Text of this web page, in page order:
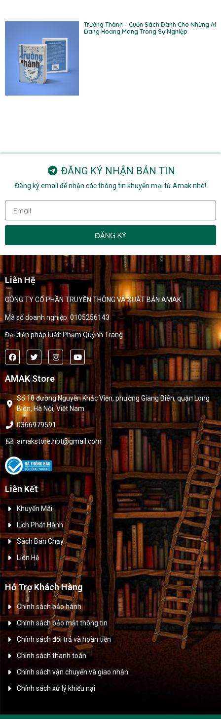
Trưởng Thành – Cuốn Sách Dành Cho Những Ai
Đang Hoang Mang Trong Sự Nghiệp
ĐĂNG KÝ NHẬN BẢN TIN
Đăng ký email để nhận các thông tin khuyến mại từ Amak nhé!
ĐĂNG KÝ
Liên Hệ
CÔNG TY CỔ PHẦN TRUYỀN THÔNG VÀ XUẤT BẢN AMAK
Mã số doanh nghiệp: 0105256143
Đại diện pháp luật: Phạm Quỳnh Trang
AMAK Store
Số 18 đường Nguyễn Khắc Viện, phường Giang Biên, quận Long
Biên, Hà Nội, Việt Nam
0366979591
amakstore.hbt@gmail.com
Liên Kết
Khuyến Mãi
Lịch Phát Hành
Sách Bán Chạy
Liên Hệ
Hỗ Trợ Khách Hàng
Chính sách bảo hành
Chính sách bảo mật thông tin
Chính sách đổi trả và hoàn tiền
Chính sách thanh toán
Chính sách vận chuyển và giao nhận
Chính sách xử lý khiếu nại